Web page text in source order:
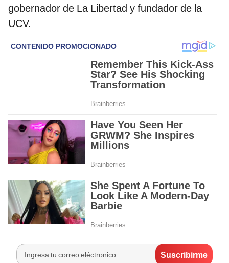
gobernador de La Libertad y fundador de la
UCV.